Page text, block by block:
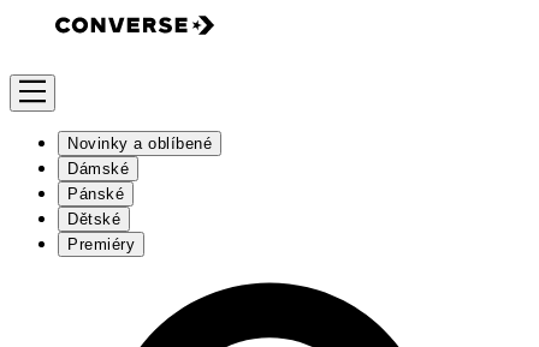
Novinky a oblíbené
Dámské
Pánské
Dětské
Premiéry